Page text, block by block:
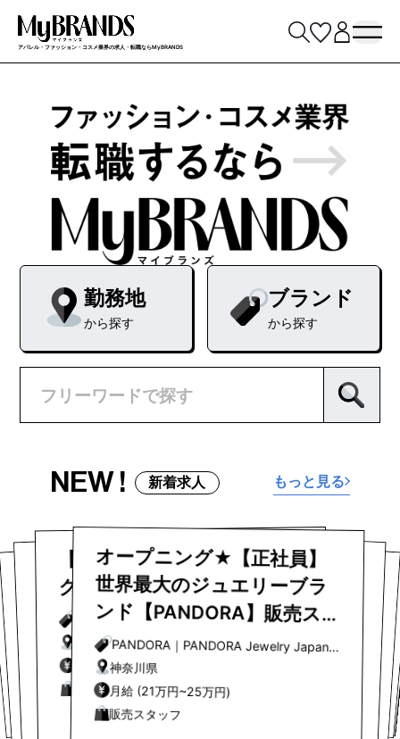
アパレル・ファッション・コスメ業界の求人・転職ならMyBRANDS
勤務地
から探す
ブランド
から探す
NEW ! 新着求人 もっと見る
11月OPEN【デクーヴェル
ト・ヒロブ】ファッション
アドバイザー｜天神店｜
DECOUVERTE｜株式会社ベイクルーズ
福岡県
月給 (24万円~44万円)
販売スタッフ
HUMAN MADE / ヒューマン
メイド｜ストアマネージャ
ー 店長候補｜
HUMAN MADE｜HUMAN MADE株式会
社
東京都｜京都府｜大阪府｜兵庫県
年収 (434万円~)
販売スタッフ
LOEWE（ロエベ）【銀座店
旗艦店】クライアントアド
バイザー／シニアクライア
ントアドバイザー募集｜
LOEWE｜LVMHファッション・グルー
プ・ジャパン合同会社 ロエベ ジャパン
東京都中央区
年収 (360万円~)
販売スタッフ
【都内エリア急募】ストッ
クキーパー(BOH) 募集｜
LOEWE｜LVMHファッション・グルー
プ・ジャパン合同会社 ロエベ ジャパン
東京都
年収 (360万円~)
販売スタッフ
オープニング★【正社員】
世界最大のジュエリーブラ
ンド【PANDORA】販売ス
タッフ＊横浜市内エリア＊
PANDORA｜PANDORA Jewelry Japan
株式会社
神奈川県
月給 (21万円~25万円)
販売スタッフ
オープニング★【正社員】
世界最大のジュエリーブラ
ンド【PANDORA】販売ス
タッフ＊嵐山エリア＊｜
PANDORA｜PANDORA Jewelry Japan
株式会社
京都府
月給 (21万円~25万円)
販売スタッフ
【トリーバーチ】販売スタ
ッフ募集｜木更津アウトレ
ット｜
TORY BURCH｜トリーバーチ・ジャパン
株式会社
月給 (25万円~)
販売スタッフ
【トリーバーチ】販売スタ
ッフ募集｜銀座｜
JIMMY CHOO セールスアソ
シエイト募集！大阪エリア
の各店舗｜
JIMMY CHOO｜Jimmy Choo Tokyo株
式会社
大阪府
販売スタッフ
パリ発祥ラグジュアリーメ
ゾン【エス・テー・デュポ
ン】銀座路面店 販売スタッ
S.T. Dupont｜エス・テー・デュポン ジ
ャポン株式会社
東京都中央区
販売スタッフ
ジャパンデニム Japan Blue Jeans ｜店長候補｜渋谷店
｜
JAPAN BLUE JEANS｜株式会社ジャパン
ブルー
東京都渋谷区
店長
ジャパンデニム
MOMOTARO JEANS｜店長
候補｜青山店｜
MOMOTARO JEANS｜株式会社ジャパン
ブルー
東京都港区
店長
シャネル｜ビューティコン
フィダント・美容部員｜そ
ごう千葉｜
CHANEL｜シャネル合同会社
千葉県千葉市
美容部員・BA
【ラコステ ららぽーと豊洲
店】未経験大歓迎！インセ
ンティブあり！20～30代活
LACOSTE｜株式会社 ラコステ ジャパン
東京都江東区
販売スタッフ
ヴィド ポッシュド セピカ｜
ファッション雑貨販売員ス
タッフ｜アトレ品川｜
vide-poche de Cepica｜株式会社ジオン
パーソナルサポート
東京都港区
販売スタッフ
セピカ｜ファッション雑貨
販売員スタッフ｜アトレ松
戸｜
Cepica｜株式会社ジオンパーソナルサポ
ート
千葉県松戸市
販売スタッフ
セピカ｜ファッション雑貨
販売員スタッフ｜アトレヴ
ィ大塚｜
Cepica｜株式会社ジオンパーソナルサポ
ート
東京都豊島区
販売スタッフ
9月オープン予定【ジャーナ
ルスタンダード レディー
ス】販売スタッフ｜岡山一
JOURNAL STANDARD LADY'S｜株式会
社ベイクルーズ
岡山県
販売スタッフ
【ジャーナルスタンダード
レディース】販売スタッフ
｜池袋店｜
JOURNAL STANDARD LADY'S｜株式会
社ベイクルーズ
東京都
販売スタッフ
relume JOURNAL
STANDARD(レディース)
「マルチエリアFA」募集！
（埼玉エリア）｜
JOURNAL STANDARD relume LADY'S
｜株式会社ベイクルーズ
埼玉県さいたま市大宮区｜埼玉県さいたま
販売スタッフ
relume JOURNAL
STANDARD(レディース)
「マルチエリアFA」募集
（神奈川エリア）｜
JOURNAL STANDARD relume LADY'S
｜株式会社ベイクルーズ
神奈川県海老名市｜神奈川県横浜市西区｜
神奈川県藤沢市｜東京都八王子市｜東京都
販売スタッフ
【イエナ】販売スタッフ｜
ベイクルーズストア仙台店
｜
IENA｜株式会社ベイクルーズ
宮城県
販売スタッフ
【イエナ】販売スタッフ｜
博多店｜
IENA｜株式会社ベイクルーズ
月給 (24万円~44万円)